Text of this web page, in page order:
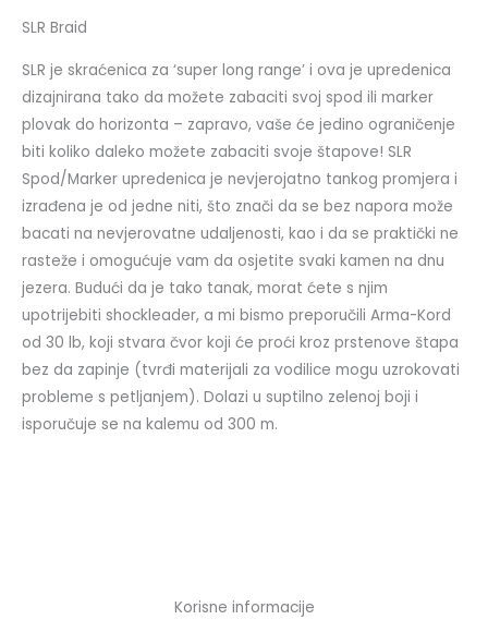
SLR Braid
SLR je skraćenica za ‘super long range’ i ova je upredenica
dizajnirana tako da možete zabaciti svoj spod ili marker
plovak do horizonta – zapravo, vaše će jedino ograničenje
biti koliko daleko možete zabaciti svoje štapove! SLR
Spod/Marker upredenica je nevjerojatno tankog promjera i
izrađena je od jedne niti, što znači da se bez napora može
bacati na nevjerovatne udaljenosti, kao i da se praktički ne
rasteže i omogućuje vam da osjetite svaki kamen na dnu
jezera. Budući da je tako tanak, morat ćete s njim
upotrijebiti shockleader, a mi bismo preporučili Arma-Kord
od 30 lb, koji stvara čvor koji će proći kroz prstenove štapa
bez da zapinje (tvrđi materijali za vodilice mogu uzrokovati
probleme s petljanjem). Dolazi u suptilno zelenoj boji i
isporučuje se na kalemu od 300 m.
Korisne informacije